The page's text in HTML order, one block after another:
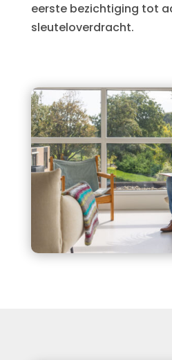
eerste bezichtiging tot
sleuteloverdracht.